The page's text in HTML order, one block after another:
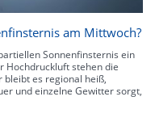
am Mittwoch?
Sonnenfinsternis ein
Hochdruckluft stehen die
bleibt es regional heiß,
und einzelne Gewitter sorgt,